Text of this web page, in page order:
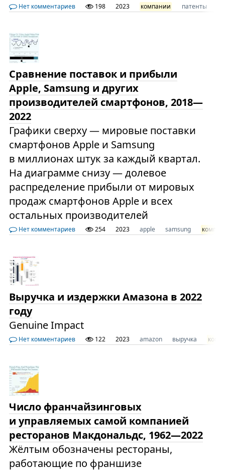
Нет комментариев 198 2023 компании патенты
Сравнение поставок и прибыли
Apple, Samsung и других
производителей смартфонов, 2018—
2022
Графики сверху — мировые поставки
смартфонов Apple и Samsung
в миллионах штук за каждый квартал.
На диаграмме снизу — долевое
распределение прибыли от мировых
продаж смартфонов Apple и всех
остальных производителей
Нет комментариев 254 2023 apple samsung
Выручка и издержки Амазона в 2022
году
Genuine Impact
Нет комментариев 122 2023 amazon выручка
Число франчайзинговых
и управляемых самой компанией
ресторанов Макдональдс, 1962—2022
Жёлтым обозначены рестораны,
работающие по франшизе